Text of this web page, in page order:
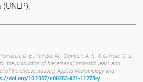
D. E., Rumbo, M., Gombert, A. K., & Garrote, G. L.
the production of fuel ethanol, probiotic yeast, and
of the cheese industry. Applied Microbiology and
doi.org/10.1007/s00253-021-11278-y